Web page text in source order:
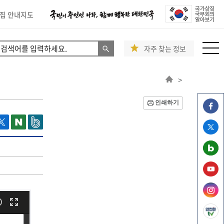
안내지도
자주 찾는 정보
>
인쇄하기